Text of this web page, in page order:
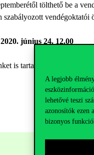
A legjobb
lehetővé teszi
azonosítók ezen
bizonyos
tölthető be a
vendégoktatói
2020. június 24. 12.00
is tartalmazó pályázati